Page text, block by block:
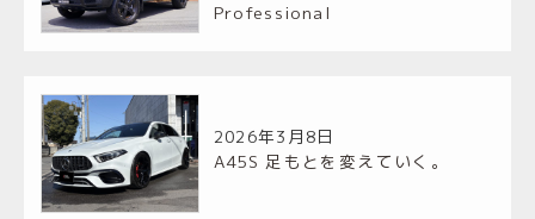
Professional
2026年3月8日
A45S 足もとを変えていく。